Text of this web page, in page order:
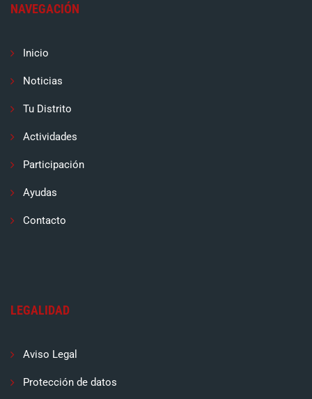
NAVEGACIÓN
Inicio
Noticias
Tu Distrito
Actividades
Participación
Ayudas
Contacto
LEGALIDAD
Aviso Legal
Protección de datos